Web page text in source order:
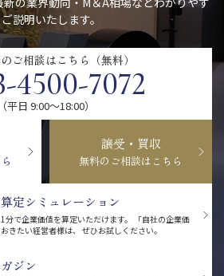
説明いたします。
ご相談はこちら（無料）
4500-7072
（平日 9:00〜18:00）
譲受・買収
無料のご相談はこちら
定シミュレーション
分で企業価値を算定いただけます。
「自社の企業価
きたい経営者様は、 ぜひお試しください。
ジン